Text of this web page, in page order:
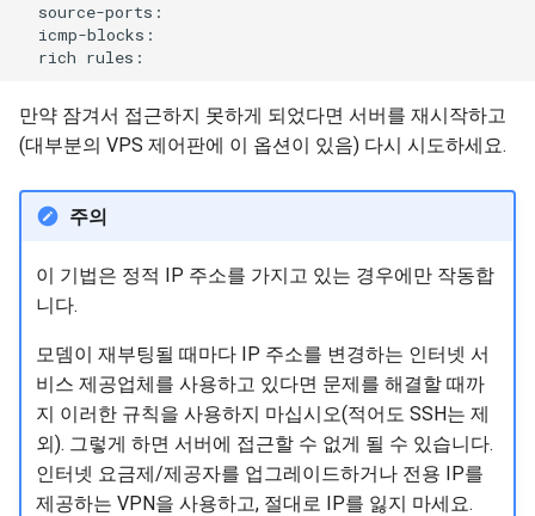
rich
만약 잠겨서 접근하지 못하게 되었다면 서버를 재시작하고
(대부분의 VPS 제어판에 이 옵션이 있음) 다시 시도하세요.
주의
이 기법은 정적 IP 주소를 가지고 있는 경우에만 작동합
니다.
모뎀이 재부팅될 때마다 IP 주소를 변경하는 인터넷 서
비스 제공업체를 사용하고 있다면 문제를 해결할 때까
지 이러한 규칙을 사용하지 마십시오(적어도 SSH는 제
외). 그렇게 하면 서버에 접근할 수 없게 될 수 있습니다.
인터넷 요금제/제공자를 업그레이드하거나 전용 IP를
제공하는 VPN을 사용하고, 절대로 IP를 잃지 마세요.